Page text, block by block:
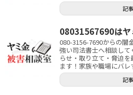
記
08031567690は
080-3156-7690からの闇
強い司法書士へ相談し
らせ・取り立て・脅迫
ます！家族や職場にバレ
記